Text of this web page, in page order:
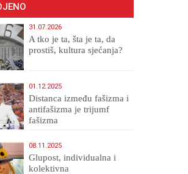
31.07.2026
A tko je ta, šta je ta, da
prostiš, kultura sjećanja?
01.12.2025
Distanca između fašizma i
antifašizma je trijumf
fašizma
08.11.2025
Glupost, individualna i
kolektivna